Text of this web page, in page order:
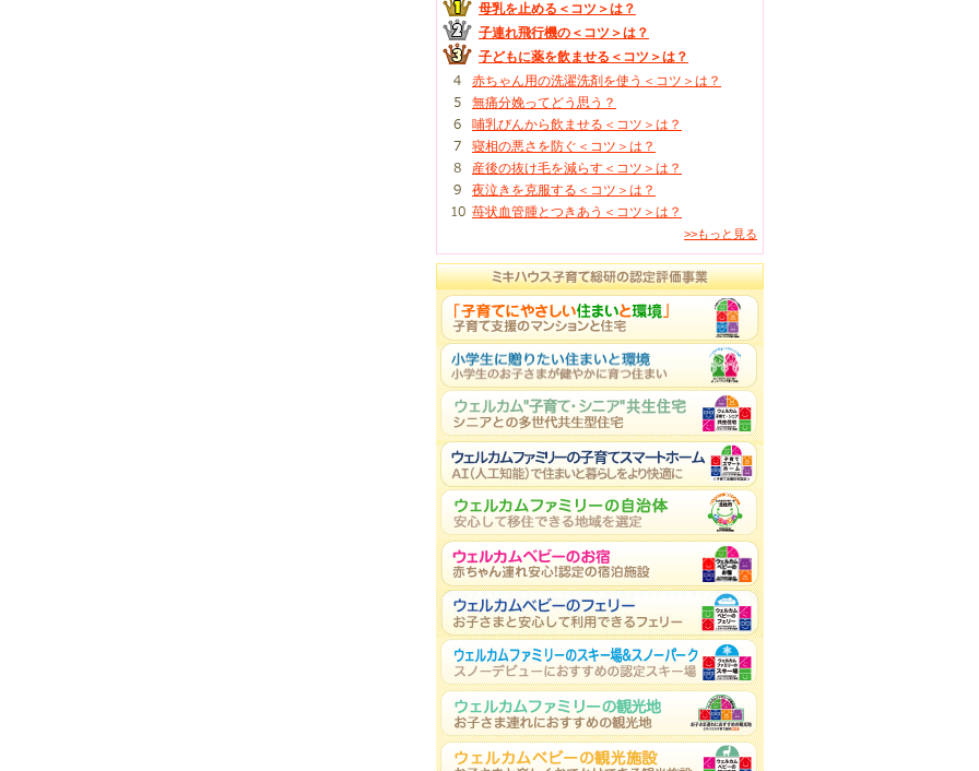
母乳を止める＜コツ＞は？
子連れ飛行機の＜コツ＞は？
子どもに薬を飲ませる＜コツ＞は？
赤ちゃん用の洗濯洗剤を使う＜コツ＞は？
無痛分娩ってどう思う？
哺乳びんから飲ませる＜コツ＞は？
寝相の悪さを防ぐ＜コツ＞は？
産後の抜け毛を減らす＜コツ＞は？
夜泣きを克服する＜コツ＞は？
苺状血管腫とつきあう＜コツ＞は？
>>もっと見る